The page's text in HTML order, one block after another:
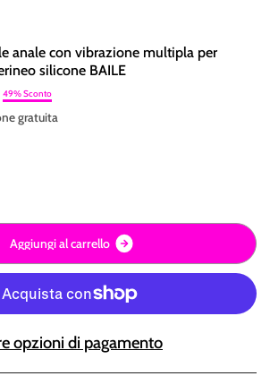
anale con vibrazione multipla per
silicone BAILE
49% Sconto
gratuita
Aggiungialcarrello
opzioni di pagamento